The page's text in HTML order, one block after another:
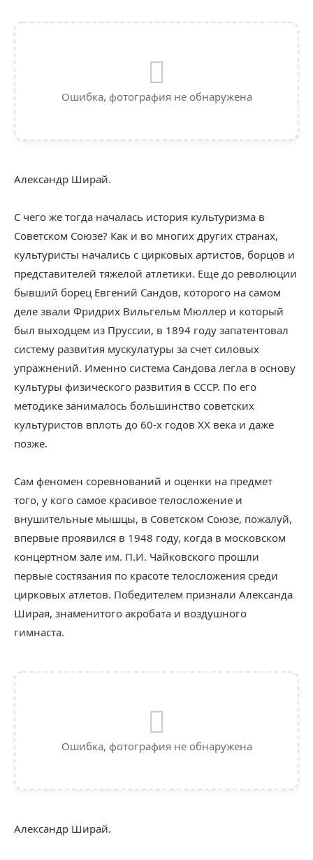
Ошибка, фотография не обнаружена
Александр Ширай.
С чего же тогда началась история культуризма в
Советском Союзе? Как и во многих других странах,
культуристы начались с цирковых артистов, борцов и
представителей тяжелой атлетики. Еще до революции
бывший борец Евгений Сандов, которого на самом
деле звали Фридрих Вильгельм Мюллер и который
был выходцем из Пруссии, в 1894 году запатентовал
систему развития мускулатуры за счет силовых
упражнений. Именно система Сандова легла в основу
культуры физического развития в СССР. По его
методике занималось большинство советских
культуристов вплоть до 60-х годов XX века и даже
позже.
Сам феномен соревнований и оценки на предмет
того, у кого самое красивое телосложение и
внушительные мышцы, в Советском Союзе, пожалуй,
впервые проявился в 1948 году, когда в московском
концертном зале им. П.И. Чайковского прошли
первые состязания по красоте телосложения среди
цирковых атлетов. Победителем признали Александа
Ширая, знаменитого акробата и воздушного
гимнаста.
Ошибка, фотография не обнаружена
Александр Ширай.